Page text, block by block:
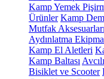
Kamp Yemek
Ürünler Kamp
Mutfak Aksesuarları
Aydınlatma
Kamp El Aletleri
Kamp Baltası
Bisiklet ve Scooter